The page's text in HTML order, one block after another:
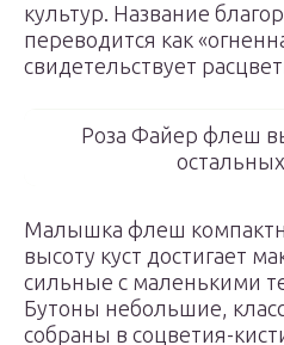
культур. Название
переводится как
свидетельствует
Роза Файер флеш
Малышка флеш
высоту куст достигает
сильные с маленькими
Бутоны небольшие,
собраны в соцветия-